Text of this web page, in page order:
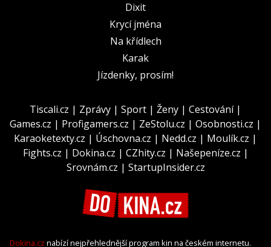
Dixit
Krycí jména
Na křídlech
Karak
Jízdenky, prosím!
Tiscali.cz | Zprávy | Sport | Ženy | Cestování|
Games.cz | Profigamers.cz | ZeStolu.cz | Osobnosti.cz |
Karaoketexty.cz | Úschovna.cz | Nedd.cz | Moulík.cz |
Fights.cz | Dokina.cz | CZhity.cz | Našepeníze.cz |
Srovnám.cz | StartupInsider.cz
Dokina.cz nabízí nejpřehlednější program kin na českém internetu.